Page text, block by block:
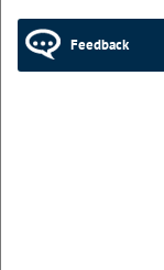
Feedback